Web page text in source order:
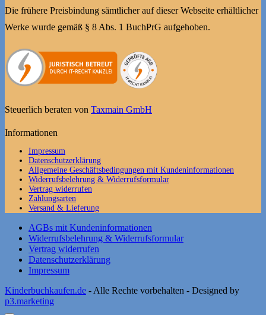
Die frühere Preisbindung sämtlicher auf dieser Webseite erhältlicher
Werke wurde gemäß § 8 Abs. 1 BuchPrG aufgehoben.
Steuerlich beraten von Taxmain GmbH
Informationen
Impressum
Datenschutzerklärung
Allgemeine Geschäftsbedingungen mit Kundeninformationen
Widerrufsbelehrung & Widerrufsformular
Vertrag widerrufen
Zahlungsarten
Versand & Lieferung
AGBs mit Kundeninformationen
Widerrufsbelehrung & Widerrufsformular
Vertrag widerrufen
Datenschutzerklärung
Impressum
Kinderbuchkaufen.de - Alle Rechte vorbehalten - Designed by
p3.marketing